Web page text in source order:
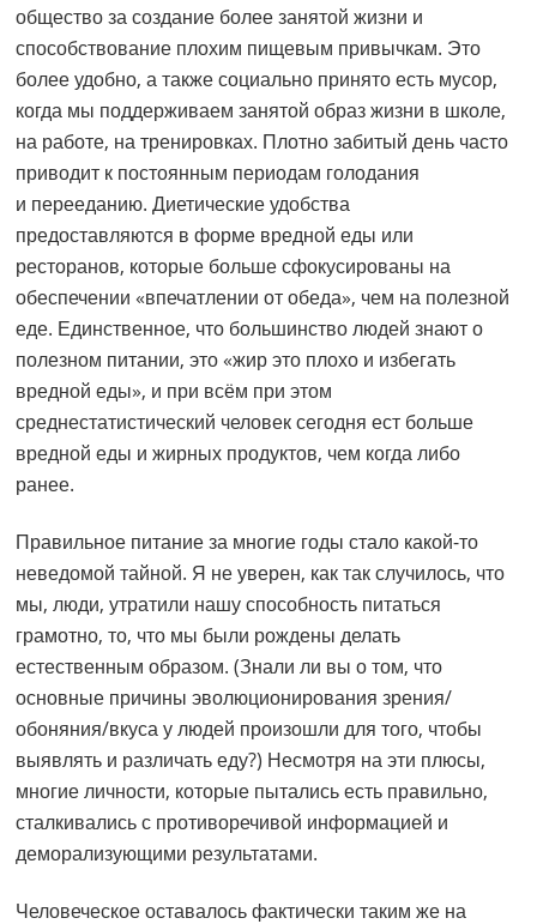
общество за создание более занятой жизни и
способствование плохим пищевым привычкам. Это
более удобно, а также социально принято есть мусор,
когда мы поддерживаем занятой образ жизни в школе,
на работе, на тренировках. Плотно забитый день часто
приводит к постоянным периодам голодания
и перееданию. Диетические удобства
предоставляются в форме вредной еды или
ресторанов, которые больше сфокусированы на
обеспечении «впечатлении от обеда», чем на полезной
еде. Единственное, что большинство людей знают о
полезном питании, это «жир это плохо и избегать
вредной еды», и при всём при этом
среднестатистический человек сегодня ест больше
вредной еды и жирных продуктов, чем когда либо
ранее.
Правильное питание за многие годы стало какой-то
неведомой тайной. Я не уверен, как так случилось, что
мы, люди, утратили нашу способность питаться
грамотно, то, что мы были рождены делать
естественным образом. (Знали ли вы о том, что
основные причины эволюционирования зрения/
обоняния/вкуса у людей произошли для того, чтобы
выявлять и различать еду?) Несмотря на эти плюсы,
многие личности, которые пытались есть правильно,
сталкивались с противоречивой информацией и
деморализующими результатами.
Человеческое оставалось фактически таким же на